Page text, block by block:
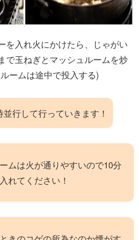
を入れ火にかけたら、じゃがい
で玉ねぎとマッシュルームを炒
ームは途中で投入する)
並行して行っていきます！
ムは火が通りやすいので10分
れてください！